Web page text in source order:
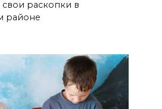
свои раскопки в
районе